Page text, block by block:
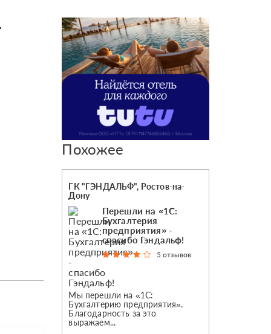
Похожее
ГК "ГЭНДАЛЬФ", Ростов-на-
Дону
Перешли на «1С:
Бухгалтерия
предприятия» -
спасибо Гэндальф!
5 отзывов
Мы перешли на «1С:
Бухгалтерию предприятия».
Благодарность за это
выражаем...